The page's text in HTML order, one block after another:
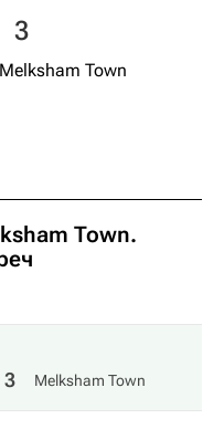
3
Melksham Town
Town.
3 Melksham Town